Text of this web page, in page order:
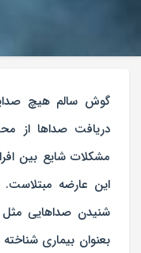
گوش سالم هیچ
دریافت صداها از
شنیدن صداهایی
بعنوان بیماری